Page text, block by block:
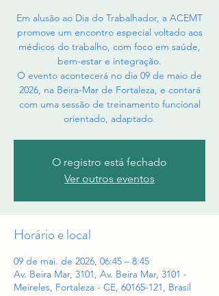
Em alusão ao Dia do Trabalhador, a ACEMT
promove um encontro especial voltado aos
médicos do trabalho, com foco em saúde,
bem-estar e integração.
O evento acontecerá no dia 09 de maio de
2026, na Beira-Mar de Fortaleza, e contará
com uma sessão de treinamento funcional
orientado, adaptado.
O registro está fechado
Ver outros eventos
Horário e local
09 de mai. de 2026, 06:45 – 8:45
Av. Beira Mar, 3101, Av. Beira Mar, 3101 -
Meireles, Fortaleza - CE, 60165-121, Brasil